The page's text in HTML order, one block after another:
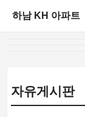
하남 KH 아파트
자유게시판